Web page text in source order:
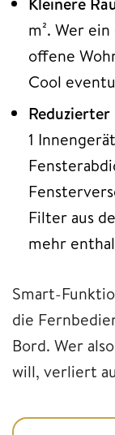
m². Wer
offene
Cool
1
Filter aus
mehr
Smart-
die
Bord. Wer
will, verliert